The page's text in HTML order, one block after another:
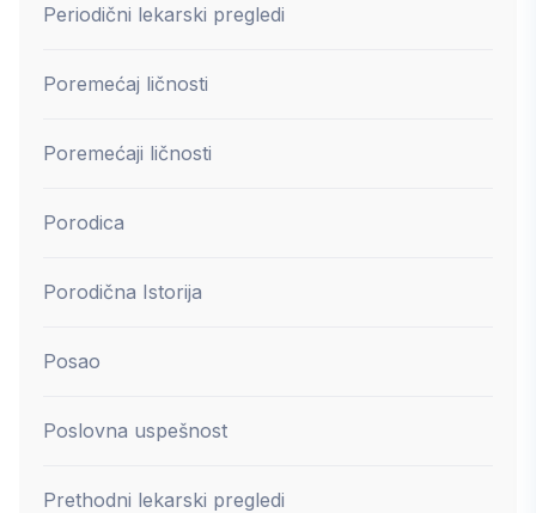
Periodični lekarski pregledi
Poremećaj ličnosti
Poremećaji ličnosti
Porodica
Porodična Istorija
Posao
Poslovna uspešnost
Prethodni lekarski pregledi